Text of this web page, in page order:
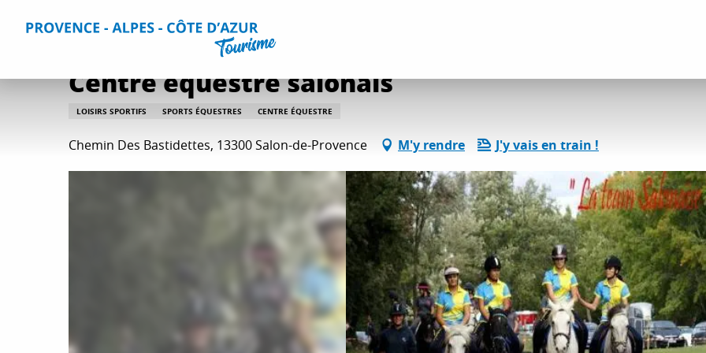
Accueil Que faire ? Détente et loisirs
Centre équestre salonais
LOISIRS SPORTIFS SPORTS ÉQUESTRES CENTRE ÉQUESTRE
Chemin Des Bastidettes, 13300 Salon-de-Provence M'y rendre J'y vais en train !